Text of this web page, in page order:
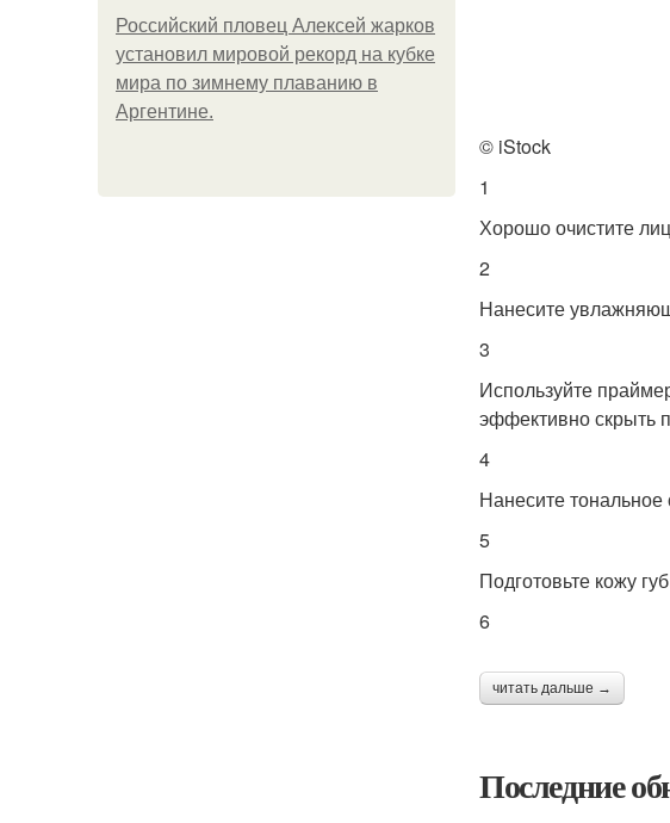
Российский пловец Алексей жарков
установил мировой рекорд на кубке
мира по зимнему плаванию в
Аргентине.
© iStock
1
Хорошо очистите
2
Нанесите
3
Используйте
эффективно скрыть
4
Нанесите тональное
5
Подготовьте кожу
6
читать дальше →
Последние